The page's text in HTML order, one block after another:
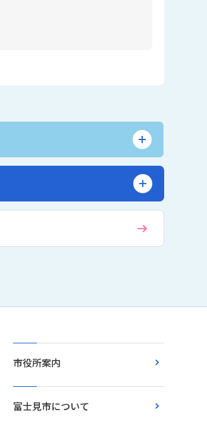
市役所案内
富士見市について